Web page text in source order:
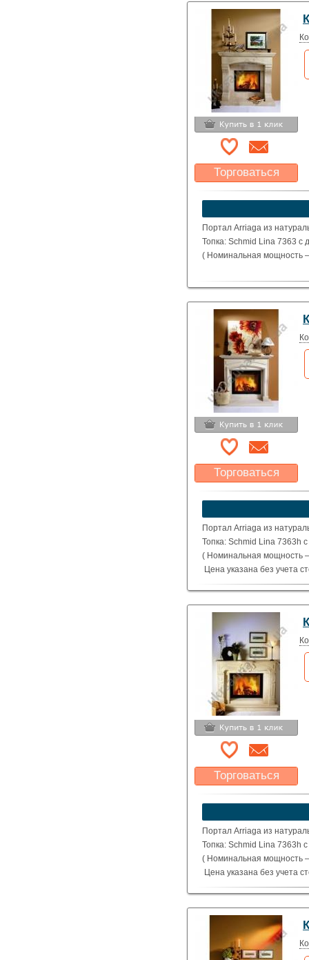
Торговаться
Какая цена Вас
устроит?
Указать цену
Портал Arriaga из
Топка: Schmid Lina 7363 с
( Номинальная мощность
Торговаться
Какая цена Вас
устроит?
Указать цену
Портал Arriaga из
Топка: Schmid Lina 7363h
( Номинальная мощность
Цена указана без учета
Торговаться
Какая цена Вас
устроит?
Указать цену
Портал Arriaga из
Топка: Schmid Lina 7363h
( Номинальная мощность
Цена указана без учета